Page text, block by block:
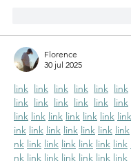
Florence
30 jul 2025
link link link link link link
link link link link link link
link link link link link link link
ink link link link link link link
nk link link link link link link
nk link link link link link link